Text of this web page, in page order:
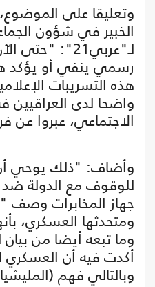
وتعليقا على
الخبير في شؤون
لـ"عربي21":
رسمي ينفي أو يؤكد
هذه التسريبات
واضحا لدى
الاجتماعي، عبروا عن
وأضاف: "ذلك يوحي
للوقوف مع الدولة ضد
جهاز المخابرات وصف
ومتحدثها العسكري،
وما تبعه أيضا من
أكدت فيه أن العسكري
وبالتالي فهم